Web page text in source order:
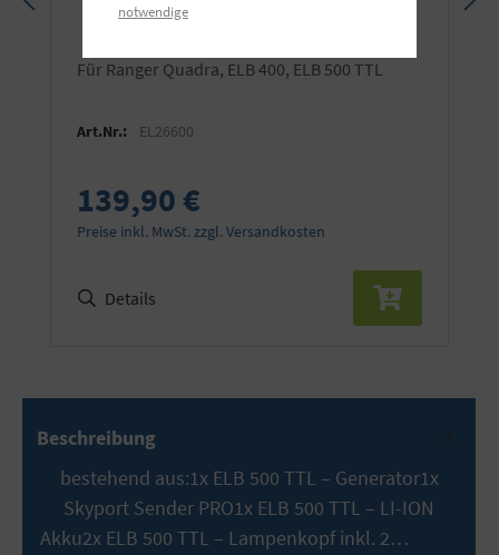
für Ranger Quadra, ELB 400, ELB 500 TTL
Art.Nr.: EL26600
139,90 €
Preise inkl. MwSt. zzgl. Versandkosten
Details
Beschreibung
bestehend aus:1x ELB 500 TTL – Generator1x
Skyport Sender PRO1x ELB 500 TTL – LI-ION
Akku2x ELB 500 TTL – Lampenkopf inkl. 2…
notwendige